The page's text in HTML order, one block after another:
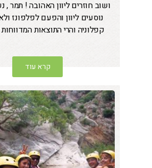
ושוב חוזרים ליוון האהובה ! תמר ,
נוסעים ליוון והפעם לפלפונז
קפלוניה והרי התוצאות
קרא עוד